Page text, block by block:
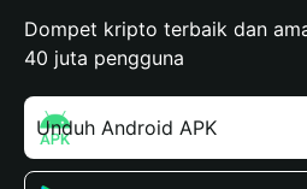
Dompet kripto terbaik dan
40 juta pengguna
Unduh Android APK